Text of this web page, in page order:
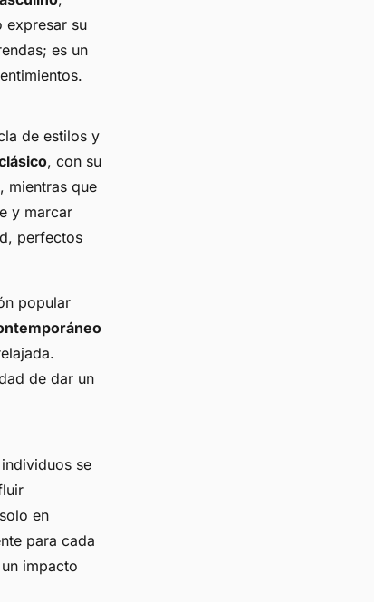
expresar su
es un
de estilos y
, con su
mientras que
y marcar
perfectos
popular
de dar un
se
en
para cada
impacto